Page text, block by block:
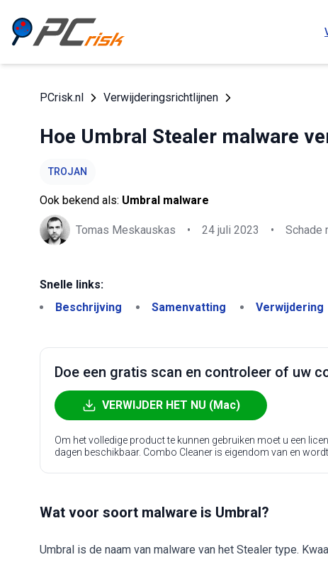
PCrisk.nl Verwijderingsrichtlijnen
Hoe Umbral Stealer malware
TROJAN
Ook bekend als: Umbral malware
Tomas Meskauskas • 24 juli 2023 • Schade
Snelle links:
Beschrijving
Samenvatting Verwijdering
Doe een gratis scan en controleer of uw
VERWIJDER HET NU (Mac)
Om het volledige product te kunnen gebruiken moet u een
dagen beschikbaar. Combo Cleaner is eigendom van en
Wat voor soort malware is Umbral?
Umbral is de naam van malware van het Stealer type.